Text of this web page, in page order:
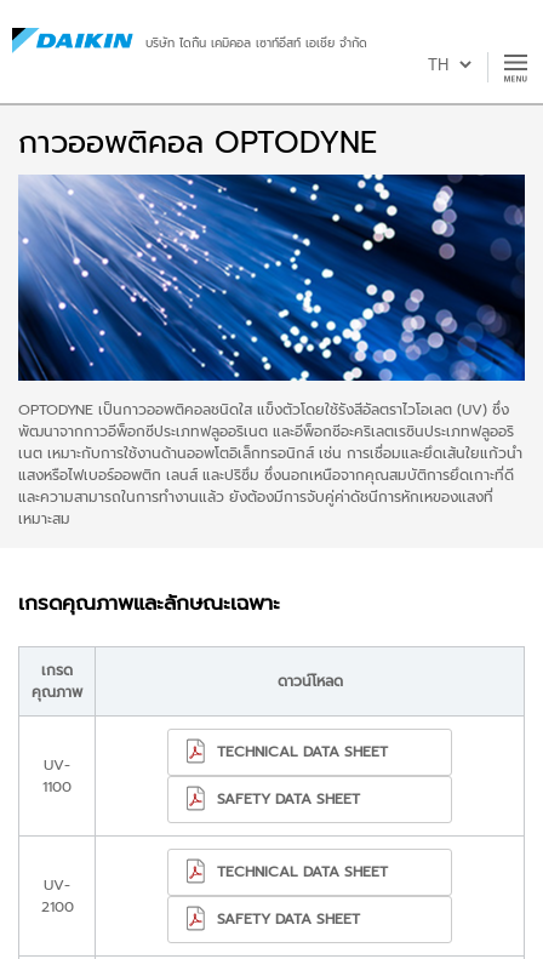
บริษัท ไดกิ้น เคมิคอล เซาท์อีสท์ เอเชีย จำกัด
กาวออพติคอล OPTODYNE
OPTODYNE เป็นกาวออพติคอลชนิดใส แข็งตัวโดยใช้รังสีอัลตราไวโอเลต (UV) ซึ่ง
พัฒนาจากกาวอีพ็อกซีประเภทฟลูออริเนต และอีพ็อกซีอะคริเลตเรซินประเภทฟลูออริ
เนต เหมาะกับการใช้งานด้านออพโตอิเล็กทรอนิกส์ เช่น การเชื่อมและยึดเส้นใยแก้วนำ
แสงหรือไฟเบอร์ออพติก เลนส์ และปริซึม ซึ่งนอกเหนือจากคุณสมบัติการยึดเกาะที่ดี
และความสามารถในการทำงานแล้ว ยังต้องมีการจับคู่ค่าดัชนีการหักเหของแสงที่
เหมาะสม
เกรดคุณภาพและลักษณะเฉพาะ
เกรด
คุณภาพ
ดาวน์โหลด
UV-
1100
TECHNICAL DATA SHEET
SAFETY DATA SHEET
UV-
2100
TECHNICAL DATA SHEET
SAFETY DATA SHEET